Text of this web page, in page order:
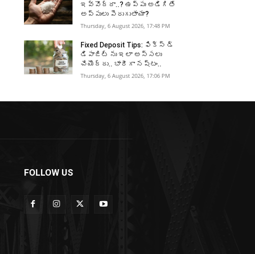
ఇవ్వొద్దా..? ఉప్పు అడిగితే
అప్పులు పెరుగుతాయా?
Thursday, 6 August 2026, 17:48 PM
Fixed Deposit Tips: ఫిక్స్ డ్
డిపాజిట్ ను ఇలా అస్సలు
చేయొద్దు.. భారీగా నష్టం..
Thursday, 6 August 2026, 17:06 PM
FOLLOW US